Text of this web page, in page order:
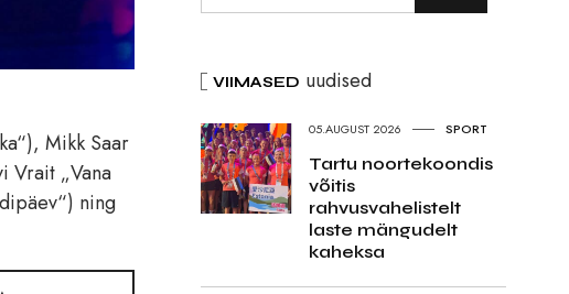
Mikk Saar
Vrait „Vana
ning
VIIMASED uudised
05.AUGUST 2026 SPORT
Tartu noortekoondis
võitis
rahvusvahelistelt
laste mängudelt
kaheksa